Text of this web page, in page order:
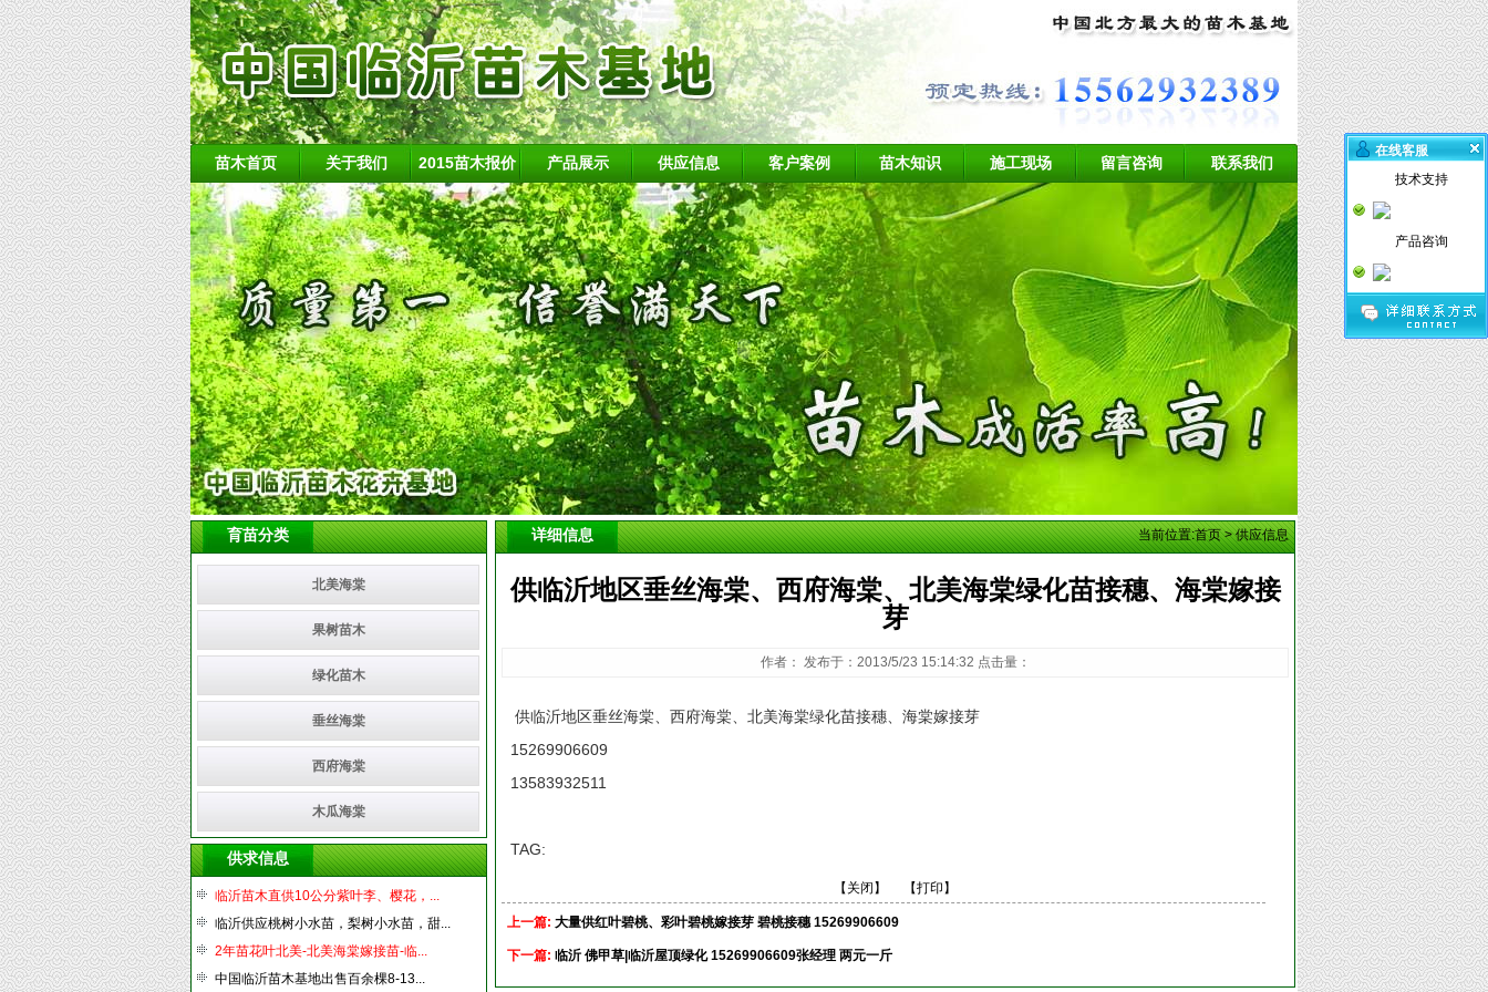
苗木首页 关于我们 2015苗木报价 产品展示 供应信息 客户案例 苗木知识 施工现场 留言咨询 联系我们
育苗分类
北美海棠
果树苗木
绿化苗木
垂丝海棠
西府海棠
木瓜海棠
供求信息
临沂苗木直供10公分紫叶李、樱花，...
临沂供应桃树小水苗，梨树小水苗，甜...
2年苗花叶北美-北美海棠嫁接苗-临...
中国临沂苗木基地出售百余棵8-13...
详细信息 当前位置:首页>供应信息
供临沂地区垂丝海棠、西府海棠、北美海棠绿化苗接穗、海棠嫁接
芽
作者： 发布于：2013/5/23 15:14:32 点击量：
供临沂地区垂丝海棠、西府海棠、北美海棠绿化苗接穗、海棠嫁接芽
15269906609
13583932511
TAG:
【关闭】 【打印】
上一篇: 大量供红叶碧桃、彩叶碧桃嫁接芽 碧桃接穗 15269906609
下一篇: 临沂 佛甲草|临沂屋顶绿化 15269906609张经理 两元一斤
在线客服
技术支持
产品咨询